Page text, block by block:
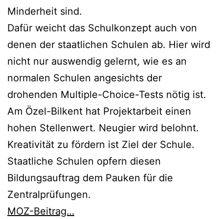
Minderheit sind.
Dafür weicht das Schulkonzept auch von
denen der staatlichen Schulen ab. Hier wird
nicht nur auswendig gelernt, wie es an
normalen Schulen angesichts der
drohenden Multiple-Choice-Tests nötig ist.
Am Özel-Bilkent hat Projektarbeit einen
hohen Stellenwert. Neugier wird belohnt.
Kreativität zu fördern ist Ziel der Schule.
Staatliche Schulen opfern diesen
Bildungsauftrag dem Pauken für die
Zentralprüfungen.
MOZ-Beitrag…